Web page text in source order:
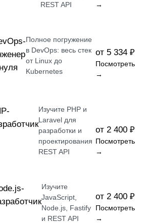
REST API
→
Полное погружение
в DevOps: весь стек
от Linux до
Kubernetes
от 5 334 ₽
Посмотреть
→
Изучите PHP и
Laravel для
разработки и
проектирования
REST API
от 2 400 ₽
Посмотреть
→
Изучите
JavaScript,
Node.js, Fastify
и REST API
от 2 400 ₽
Посмотреть
→